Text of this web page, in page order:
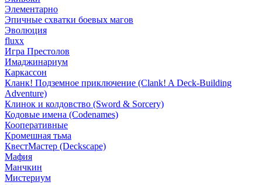
Элементарно
Эпичные схватки боевых магов
Эволюция
fluxx
Игра Престолов
Имаджинариум
Каркассон
Кланк! Подземное приключение (Clank! A Deck-Building
Adventure)
Клинок и колдовство (Sword & Sorcery)
Кодовые имена (Codenames)
Кооперативные
Кромешная тьма
КвестМастер (Deckscape)
Мафия
Манчкин
Мистериум